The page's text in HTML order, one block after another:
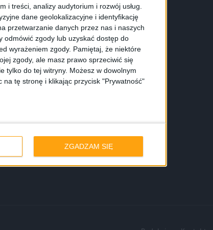
i treści, analizy audytorium i rozwój usług.
dane geolokalizacyjne i identyfikację
przetwarzanie danych przez nas i naszych
odmówić zgody lub uzyskać dostęp do
wyrażeniem zgody. Pamiętaj, że niektóre
zgody, ale masz prawo sprzeciwić się
tylko do tej witryny. Możesz w dowolnym
tę stronę i klikając przycisk "Prywatność"
ZGADZAM SIĘ